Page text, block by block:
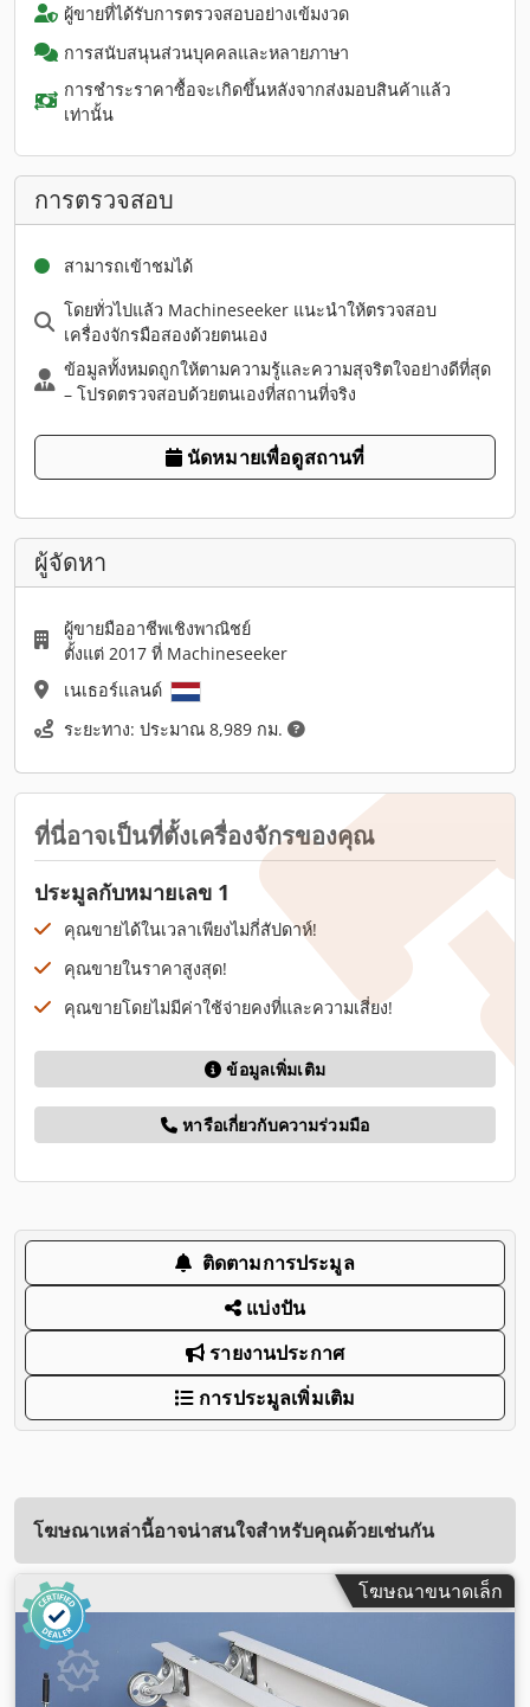
ผู้ขายที่ได้รับการตรวจสอบอย่างเข้มงวด
การสนับสนุนส่วนบุคคลและหลายภาษา
การชำระราคาซื้อจะเกิดขึ้นหลังจากส่งมอบสินค้าแล้ว
เท่านั้น
การตรวจสอบ
สามารถเข้าชมได้
โดยทั่วไปแล้ว Machineseeker แนะนำให้ตรวจสอบ
เครื่องจักรมือสองด้วยตนเอง
ข้อมูลทั้งหมดถูกให้ตามความรู้และความสุจริตใจอย่างดีที่สุด
– โปรดตรวจสอบด้วยตนเองที่สถานที่จริง
นัดหมายเพื่อดูสถานที่
ผู้จัดหา
ผู้ขายมืออาชีพเชิงพาณิชย์
ตั้งแต่ 2017 ที่ Machineseeker
เนเธอร์แลนด์
ระยะทาง: ประมาณ 8,989 กม.
ที่นี่อาจเป็นที่ตั้งเครื่องจักรของคุณ
ประมูลกับหมายเลข 1
คุณขายได้ในเวลาเพียงไม่กี่สัปดาห์!
คุณขายในราคาสูงสุด!
คุณขายโดยไม่มีค่าใช้จ่ายคงที่และความเสี่ยง!
ข้อมูลเพิ่มเติม
หารือเกี่ยวกับความร่วมมือ
ติดตามการประมูล
แบ่งปัน
รายงานประกาศ
การประมูลเพิ่มเติม
โฆษณาเหล่านี้อาจน่าสนใจสำหรับคุณด้วยเช่นกัน
โฆษณาขนาดเล็ก